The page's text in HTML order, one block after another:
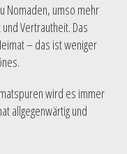
Nomaden, umso mehr
Vertrautheit. Das
– das ist weniger
wird es immer
allgegenwärtig und